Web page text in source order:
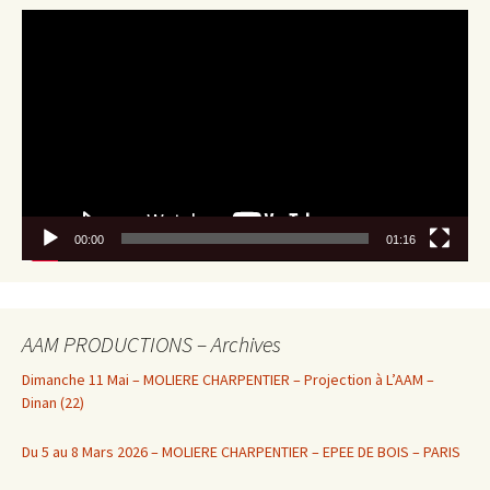
00:00 01:16
AAM PRODUCTIONS – Archives
Dimanche 11 Mai – MOLIERE CHARPENTIER – Projection à L’AAM –
Dinan (22)
Du 5 au 8 Mars 2026 – MOLIERE CHARPENTIER – EPEE DE BOIS – PARIS